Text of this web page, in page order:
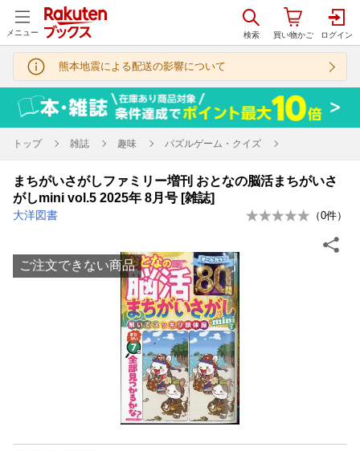
メニュー
熊本地震による配送の影響について
トップ 雑誌 趣味 パズルゲーム・クイズ
まちがいさがしファミリー増刊 おとなの脳活まちがいさ
がしmini vol.5 2025年 8月号 [雑誌]
大洋図書 （0件）
ご注文できない商品